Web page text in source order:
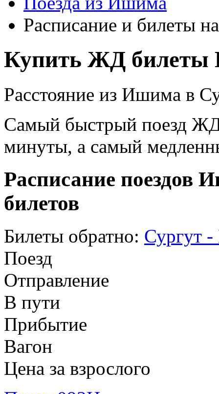
Расписание и билеты
Купить ЖД билеты
Расстояние из Ишима в
Самый быстрый поезд ЖД
минуты, а самый
Расписание поездов
билетов
Билеты обратно: Сургут
Поезд
Отправление
В пути
Прибытие
Вагон
Цена за взрослого